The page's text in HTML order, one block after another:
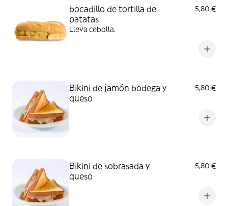
bocadillo de tortilla de
patatas
5,80 €
Lleva cebolla.
Bikini de jamón bodega y
queso
5,80 €
Bikini de sobrasada y
queso
5,80 €